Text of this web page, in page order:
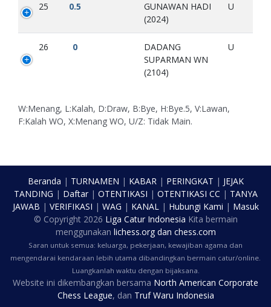
25 0.5
GUNAWAN HADI
(2024)
U
26 0
DADANG
SUPARMAN WN
(2104)
U
W:Menang, L:Kalah, D:Draw, B:Bye, H:Bye.5, V:Lawan,
F:Kalah WO, X:Menang WO, U/Z: Tidak Main.
Beranda | TURNAMEN | KABAR| PERINGKAT | JEJAK
TANDING | Daftar| OTENTIKASI | OTENTIKASI CC | TANYA
JAWAB | VERIFIKASI | WAG | KANAL| Hubungi Kami | Masuk
© Copyright 2026 Liga Catur Indonesia Kita bermain
menggunakan lichess.orgdan chess.com
Saran untuk semua: keluarga, pekerjaan, kewajiban agama dan
mengendarai kendaraan lebih utama dibandingkan bermain catur/online.
Luangkanlah waktu dengan bijaksana.
Website ini dikembangkan bersama North American Corporate
Chess League, dan Truf Waru Indonesia